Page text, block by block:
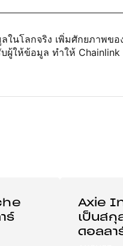
นโลกจริง เพิ่มศักยภาพข
ผู้ให้ข้อมูล ทำให้
ร์
Axie
เป็นสกุ
ดอลลา